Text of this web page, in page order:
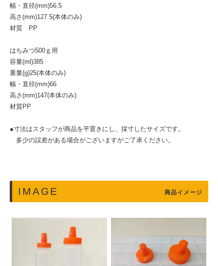
幅・直径(mm)56.5
高さ(mm)127.5(本体のみ)
材質 PP
はちみつ500ｇ用
容量(ml)385
重量(g)25(本体のみ)
幅・直径(mm)66
高さ(mm)147(本体のみ)
材質PP
●寸法はスタッフが商品を平置きにし、採寸したサイズです。
多少の誤差がある場合がございますがご了承ください。
IMAGE 商品イメージ